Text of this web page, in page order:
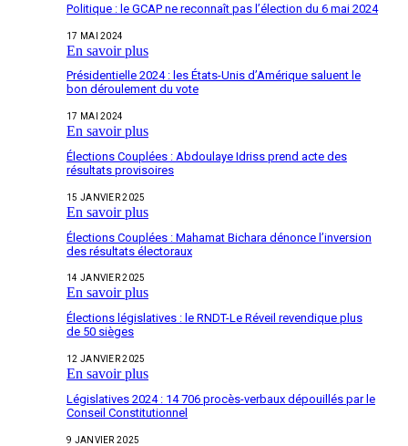
Politique : le GCAP ne reconnaît pas l’élection du 6 mai 2024
17 MAI 2024
En savoir plus
Présidentielle 2024 : les États-Unis d’Amérique saluent le
bon déroulement du vote
17 MAI 2024
En savoir plus
Élections Couplées : Abdoulaye Idriss prend acte des
résultats provisoires
15 JANVIER 2025
En savoir plus
Élections Couplées : Mahamat Bichara dénonce l’inversion
des résultats électoraux
14 JANVIER 2025
En savoir plus
Élections législatives : le RNDT-Le Réveil revendique plus
de 50 sièges
12 JANVIER 2025
En savoir plus
Législatives 2024 : 14 706 procès-verbaux dépouillés par le
Conseil Constitutionnel
9 JANVIER 2025